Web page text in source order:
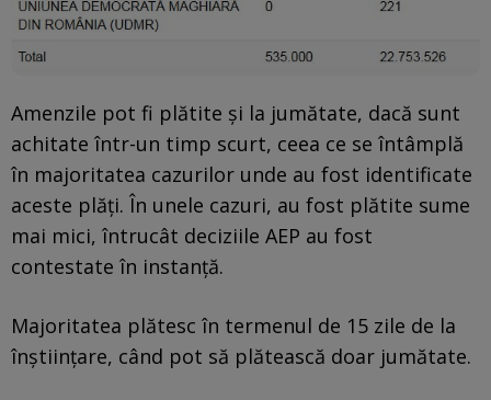
Amenzile pot fi plătite și la jumătate, dacă sunt
achitate într-un timp scurt, ceea ce se întâmplă
în majoritatea cazurilor unde au fost identificate
aceste plăți. În unele cazuri, au fost plătite sume
mai mici, întrucât deciziile AEP au fost
contestate în instanță.
Majoritatea plătesc în termenul de 15 zile de la
înștiințare, când pot să plătească doar jumătate.